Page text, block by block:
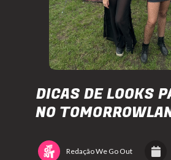
DICAS DE LOOKS
NO
Redação We Go Out